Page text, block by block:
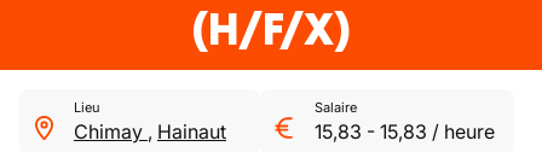
(H/F/X)
Lieu
Chimay , Hainaut
Salaire
15,83 - 15,83 / heure